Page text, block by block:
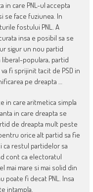
in care PNL-ul accepta
se face fuziunea. In
fostului PNL. A
insa e posibil sa se
sigur un nou partid
populara, partid
fi sprijinit tacit de PSD in
pe dreapta …
in care aritmetica simpla
in care dreapta se
de dreapta mult peste
orice alt partid sa fie
ca restul partidelor sa
cont ca electoratul
mai mare si mai solid din
poate fi decat PNL. Insa
intampla.